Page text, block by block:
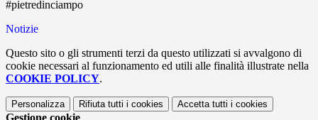
#pietredinciampo
Notizie
Questo sito o gli strumenti terzi da questo utilizzati si avvalgono di
cookie necessari al funzionamento ed utili alle finalità illustrate nella
COOKIE POLICY.
Personalizza Rifiuta tutti i cookies Accetta tutti i cookies